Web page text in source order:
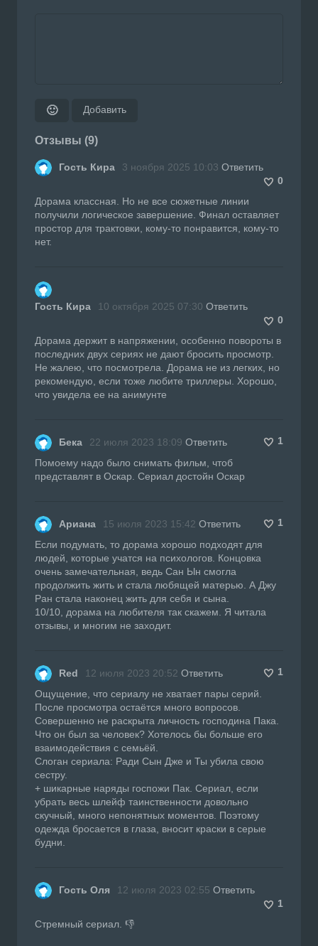
🙂 Добавить
Отзывы (9)
Гость Кира 3 ноября 2025 10:03 Ответить
0
Дорама классная. Но не все сюжетные линии
получили логическое завершение. Финал оставляет
простор для трактовки, кому-то понравится, кому-то
нет.
Гость Кира 10 октября 2025 07:30 Ответить
0
Дорама держит в напряжении, особенно повороты в
последних двух сериях не дают бросить просмотр.
Не жалею, что посмотрела. Дорама не из легких, но
рекомендую, если тоже любите триллеры. Хорошо,
что увидела ее на анимунте
Бека 22 июля 2023 18:09 Ответить
1
Помоему надо было снимать фильм, чтоб
представлят в Оскар. Сериал достойн Оскар
Ариана 15 июля 2023 15:42 Ответить
1
Если подумать, то дорама хорошо подходят для
людей, которые учатся на психологов. Концовка
очень замечательная, ведь Сан Ын смогла
продолжить жить и стала любящей матерью. А Джу
Ран стала наконец жить для себя и сына.
10/10, дорама на любителя так скажем. Я читала
отзывы, и многим не заходит.
Red 12 июля 2023 20:52 Ответить
1
Ощущение, что сериалу не хватает пары серий.
После просмотра остаётся много вопросов.
Совершенно не раскрыта личность господина Пака.
Что он был за человек? Хотелось бы больше его
взаимодействия с семьёй.
Слоган сериала: Ради Сын Дже и Ты убила свою
сестру.
+ шикарные наряды госпожи Пак. Сериал, если
убрать весь шлейф таинственности довольно
скучный, много непонятных моментов. Поэтому
одежда бросается в глаза, вносит краски в серые
будни.
Гость Оля 12 июля 2023 02:55 Ответить
1
Стремный сериал. 👎